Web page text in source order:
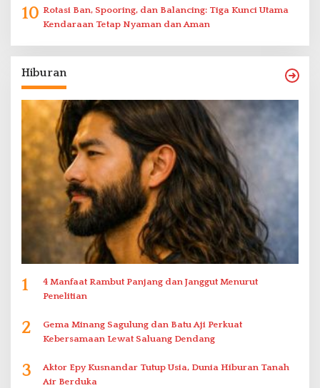
10 Rotasi Ban, Spooring, dan Balancing: Tiga Kunci Utama
Kendaraan Tetap Nyaman dan Aman
Hiburan
1
4 Manfaat Rambut Panjang dan Janggut Menurut
Penelitian
2
Gema Minang Sagulung dan Batu Aji Perkuat
Kebersamaan Lewat Saluang Dendang
3
Aktor Epy Kusnandar Tutup Usia, Dunia Hiburan Tanah
Air Berduka